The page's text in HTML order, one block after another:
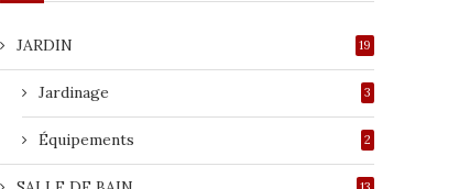
JARDIN 19
Jardinage 3
Équipements 2